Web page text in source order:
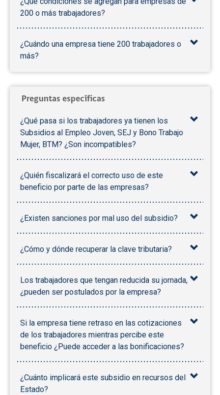
200 o más trabajadores?
¿Cuándo una empresa tiene 200 trabajadores o
más?
Preguntas específicas
¿Qué pasa si los trabajadores ya tienen los
Subsidios al Empleo Joven, SEJ y Bono Trabajo
Mujer, BTM? ¿Son incompatibles?
¿Quién fiscalizará el correcto uso de este
beneficio por parte de las empresas?
¿Existen sanciones por mal uso del subsidio?
¿Cómo y dónde recuperar la clave tributaria?
Los trabajadores que tengan reducida su jornada,
¿pueden ser postulados por la empresa?
Si la empresa tiene retraso en las cotizaciones
de los trabajadores mientras percibe este
beneficio ¿Puede acceder a las bonificaciones?
¿Cuánto implicará este subsidio en recursos del
Estado?